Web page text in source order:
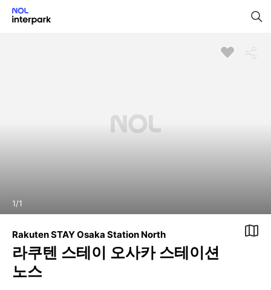
1/1
Rakuten STAY Osaka Station North
라쿠텐 스테이 오사카 스테이션
노스